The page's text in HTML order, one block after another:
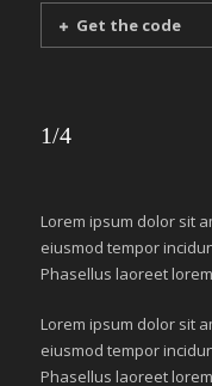
Get the code
1/4
Lorem ipsum dolor sit
eiusmod tempor
Phasellus laoreet
Lorem ipsum dolor sit
eiusmod tempor
Phasellus laoreet